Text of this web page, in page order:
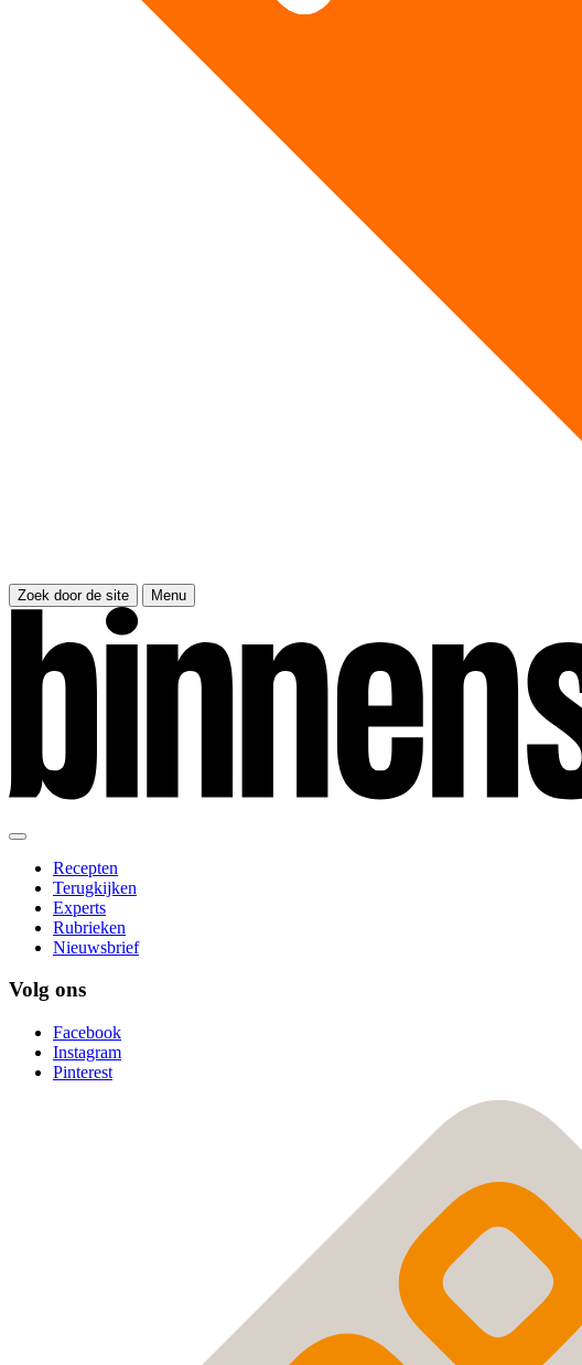
Zoek door de site Menu
Recepten
Terugkijken
Experts
Rubrieken
Nieuwsbrief
Volg ons
Facebook
Instagram
Pinterest